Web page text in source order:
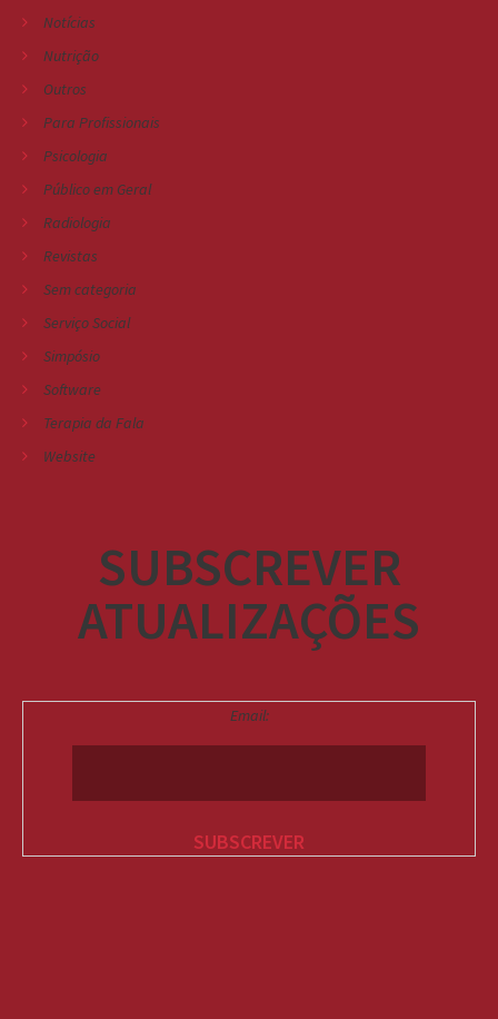
Notícias
Nutrição
Outros
Para Profissionais
Psicologia
Público em Geral
Radiologia
Revistas
Sem categoria
Serviço Social
Simpósio
Software
Terapia da Fala
Website
SUBSCREVER
ATUALIZAÇÕES
Email: